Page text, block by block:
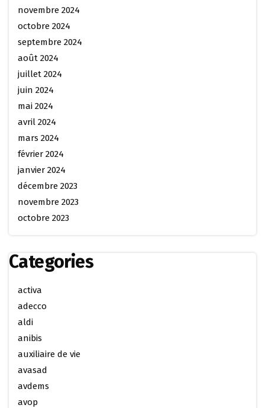
novembre 2024
octobre 2024
septembre 2024
août 2024
juillet 2024
juin 2024
mai 2024
avril 2024
mars 2024
février 2024
janvier 2024
décembre 2023
novembre 2023
octobre 2023
Categories
activa
adecco
aldi
anibis
auxiliaire de vie
avasad
avdems
avop